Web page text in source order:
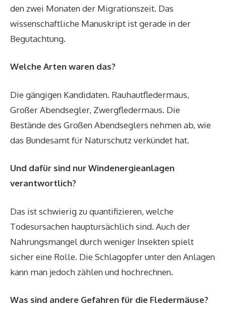
den zwei Monaten der Migrationszeit. Das
wissenschaftliche Manuskript ist gerade in der
Begutachtung.
Welche Arten waren das?
Die gängigen Kandidaten. Rauhautfledermaus,
Großer Abendsegler, Zwergfledermaus. Die
Bestände des Großen Abendseglers nehmen ab, wie
das Bundesamt für Naturschutz verkündet hat.
Und dafür sind nur Windenergieanlagen
verantwortlich?
Das ist schwierig zu quantifizieren, welche
Todesursachen hauptursächlich sind. Auch der
Nahrungsmangel durch weniger Insekten spielt
sicher eine Rolle. Die Schlagopfer unter den Anlagen
kann man jedoch zählen und hochrechnen.
Was sind andere Gefahren für die Fledermäuse?